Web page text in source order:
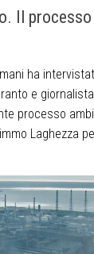
Il
ha
e
processo
Laghezza